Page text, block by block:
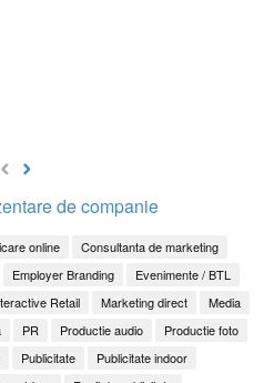
de companie
online
Consultanta de marketing
Employer Branding
Evenimente / BTL
Retail Marketing direct
Media
PR Productie audio
Productie foto
Publicitate
Publicitate indoor